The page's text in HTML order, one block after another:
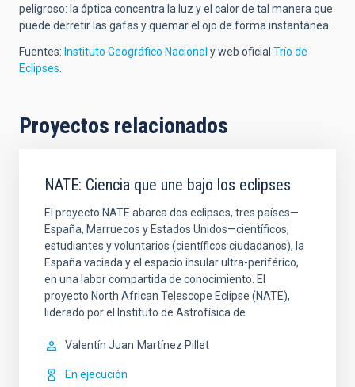
peligroso: la óptica concentra la luz y el calor de tal manera que
puede derretir las gafas y quemar el ojo de forma instantánea.
Fuentes: Instituto Geográfico Nacional y web oficial Trío de
Eclipses.
Proyectos relacionados
NATE: Ciencia que une bajo los eclipses
El proyecto NATE abarca dos eclipses, tres países—
España, Marruecos y Estados Unidos—científicos,
estudiantes y voluntarios (científicos ciudadanos), la
España vaciada y el espacio insular ultra-periférico,
en una labor compartida de conocimiento. El
proyecto North African Telescope Eclipse (NATE),
liderado por el Instituto de Astrofísica de
Valentín Juan Martínez Pillet
En ejecución